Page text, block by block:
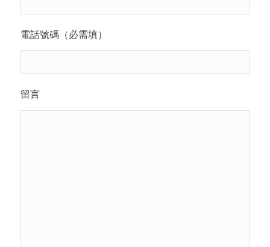
電話號碼（必需填）
留言